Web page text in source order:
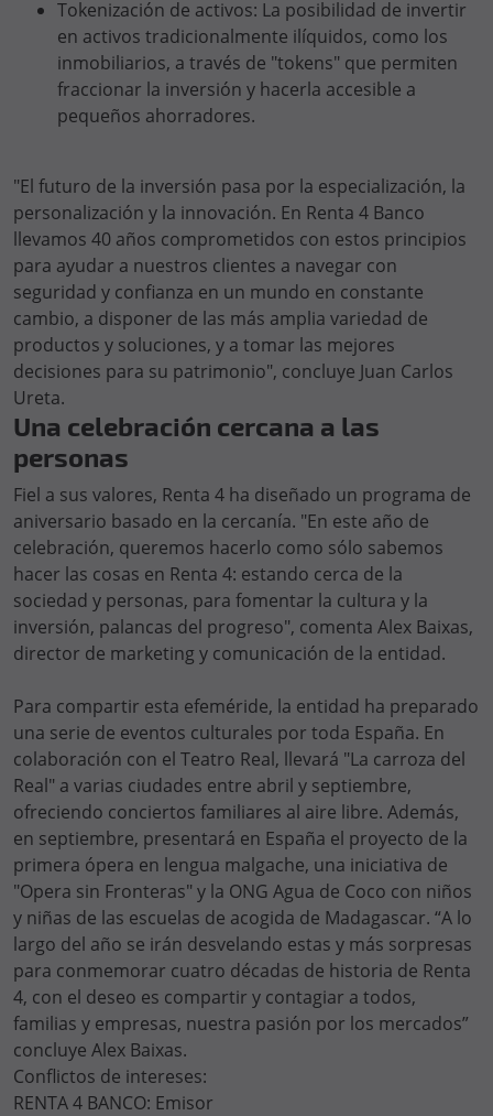
Tokenización de activos: La posibilidad de invertir
en activos tradicionalmente ilíquidos, como los
inmobiliarios, a través de "tokens" que permiten
fraccionar la inversión y hacerla accesible a
pequeños ahorradores.
"El futuro de la inversión pasa por la especialización, la
personalización y la innovación. En Renta 4 Banco
llevamos 40 años comprometidos con estos principios
para ayudar a nuestros clientes a navegar con
seguridad y confianza en un mundo en constante
cambio, a disponer de las más amplia variedad de
productos y soluciones, y a tomar las mejores
decisiones para su patrimonio", concluye Juan Carlos
Ureta.
Una celebración cercana a las
personas
Fiel a sus valores, Renta 4 ha diseñado un programa de
aniversario basado en la cercanía. "En este año de
celebración, queremos hacerlo como sólo sabemos
hacer las cosas en Renta 4: estando cerca de la
sociedad y personas, para fomentar la cultura y la
inversión, palancas del progreso", comenta Alex Baixas,
director de marketing y comunicación de la entidad.
Para compartir esta efeméride, la entidad ha preparado
una serie de eventos culturales por toda España. En
colaboración con el Teatro Real, llevará "La carroza del
Real" a varias ciudades entre abril y septiembre,
ofreciendo conciertos familiares al aire libre. Además,
en septiembre, presentará en España el proyecto de la
primera ópera en lengua malgache, una iniciativa de
"Opera sin Fronteras" y la ONG Agua de Coco con niños
y niñas de las escuelas de acogida de Madagascar. “A lo
largo del año se irán desvelando estas y más sorpresas
para conmemorar cuatro décadas de historia de Renta
4, con el deseo es compartir y contagiar a todos,
familias y empresas, nuestra pasión por los mercados”
concluye Alex Baixas.
Conflictos de intereses:
RENTA 4 BANCO: Emisor